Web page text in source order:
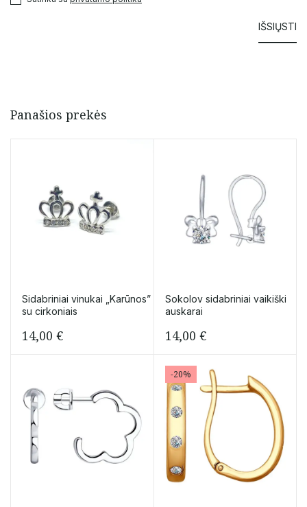
Panašios prekės
Sidabriniai vinukai „Karūnos”
su cirkoniais
14,00 €
Sokolov sidabriniai vaikiški
auskarai
14,00 €
-20%